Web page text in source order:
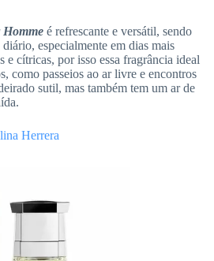
é refrescante e versátil, sendo
especialmente em dias mais
e cítricas, por isso essa fragrância ideal
como passeios ao ar livre e encontros
sutil, mas também tem um ar de
Herrera